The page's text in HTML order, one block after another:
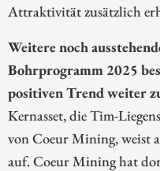
Attraktivität zusätzlich
Weitere noch
Bohrprogramm 2025
positiven Trend weiter
Kernasset, die Tim-
von Coeur Mining, weist
auf. Coeur Mining hat